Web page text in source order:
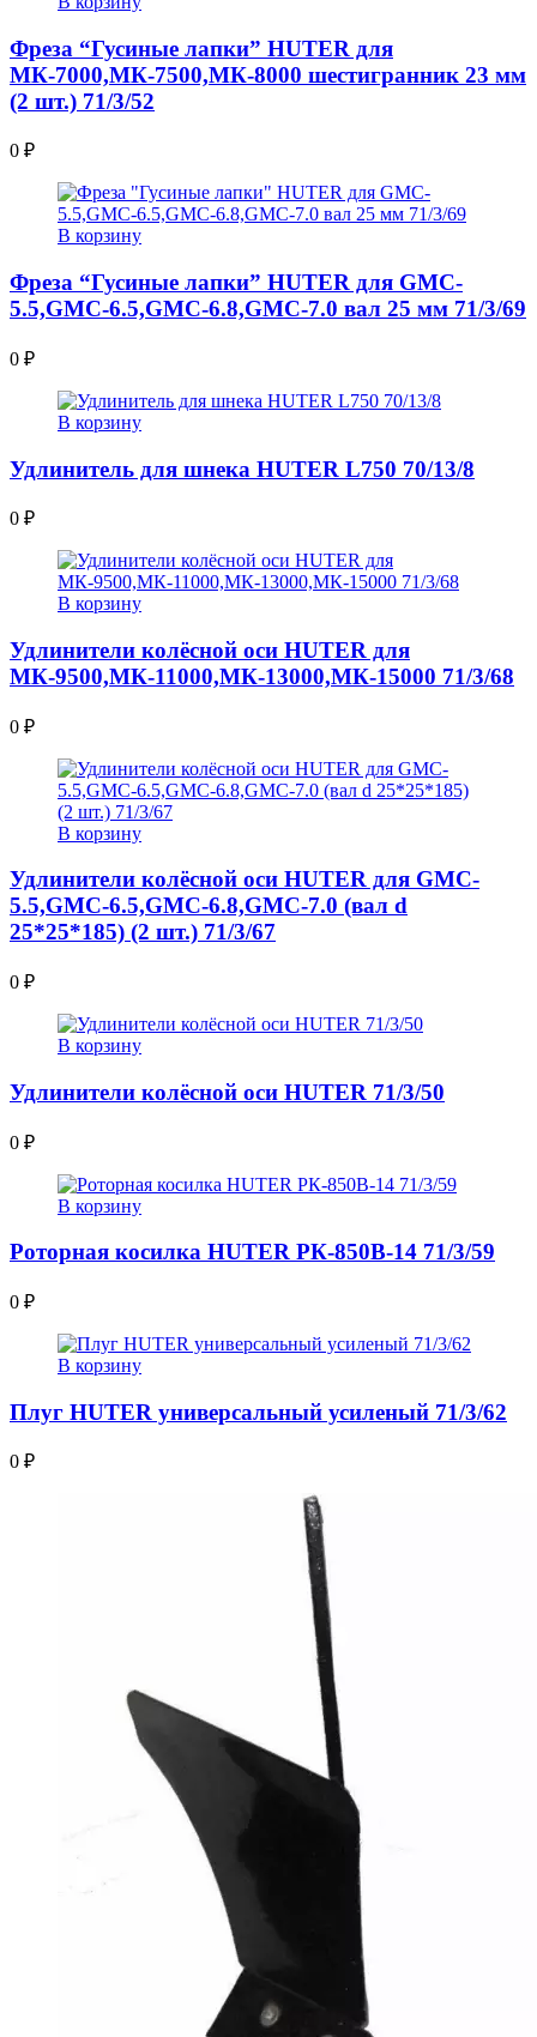
Фреза “Гусиные лапки” HUTER для
МК-7000,МК-7500,МК-8000 шестигранник 23 мм
(2 шт.) 71/3/52
0 ₽
В корзину
Фреза “Гусиные лапки” HUTER для GMC-
5.5,GMC-6.5,GMC-6.8,GMC-7.0 вал 25 мм 71/3/69
0 ₽
В корзину
Удлинитель для шнека HUTER L750 70/13/8
0 ₽
В корзину
Удлинители колёсной оси HUTER для
МК-9500,МК-11000,МК-13000,МК-15000 71/3/68
0 ₽
В корзину
Удлинители колёсной оси HUTER для GMC-
5.5,GMC-6.5,GMC-6.8,GMC-7.0 (вал d
25*25*185) (2 шт.) 71/3/67
0 ₽
В корзину
Удлинители колёсной оси HUTER 71/3/50
0 ₽
В корзину
Роторная косилка HUTER РК-850B-14 71/3/59
0 ₽
В корзину
Плуг HUTER универсальный усиленый 71/3/62
0 ₽